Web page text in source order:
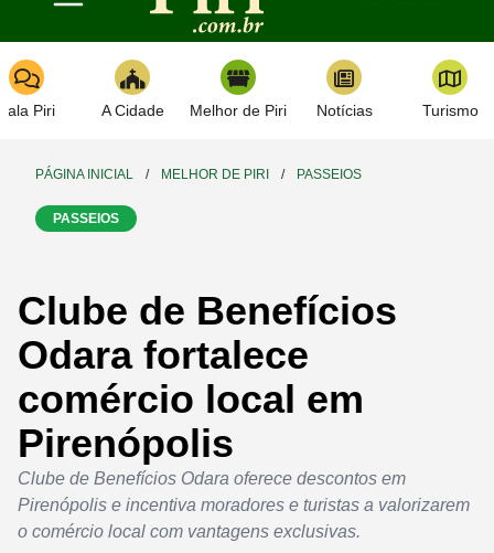
Toggle navigation
Piri A Cidade Melhor de Piri Notícias Turismo
PÁGINA INICIAL / MELHOR DE PIRI / PASSEIOS
PASSEIOS
Clube de Benefícios
Odara fortalece
comércio local em
Pirenópolis
Clube de Benefícios Odara oferece descontos em
Pirenópolis e incentiva moradores e turistas a valorizarem
o comércio local com vantagens exclusivas.